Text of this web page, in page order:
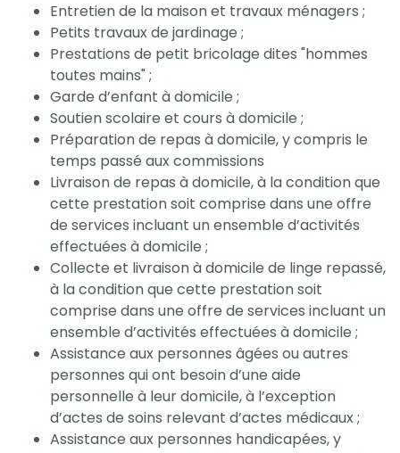
Entretien de la maison et travaux ménagers ;
Petits travaux de jardinage ;
Prestations de petit bricolage dites "hommes
toutes mains" ;
Garde d’enfant à domicile ;
Soutien scolaire et cours à domicile ;
Préparation de repas à domicile, y compris le
temps passé aux commissions
Livraison de repas à domicile, à la condition que
cette prestation soit comprise dans une offre
de services incluant un ensemble d’activités
effectuées à domicile ;
Collecte et livraison à domicile de linge repassé,
à la condition que cette prestation soit
comprise dans une offre de services incluant un
ensemble d’activités effectuées à domicile ;
Assistance aux personnes âgées ou autres
personnes qui ont besoin d’une aide
personnelle à leur domicile, à l’exception
d’actes de soins relevant d’actes médicaux ;
Assistance aux personnes handicapées, y